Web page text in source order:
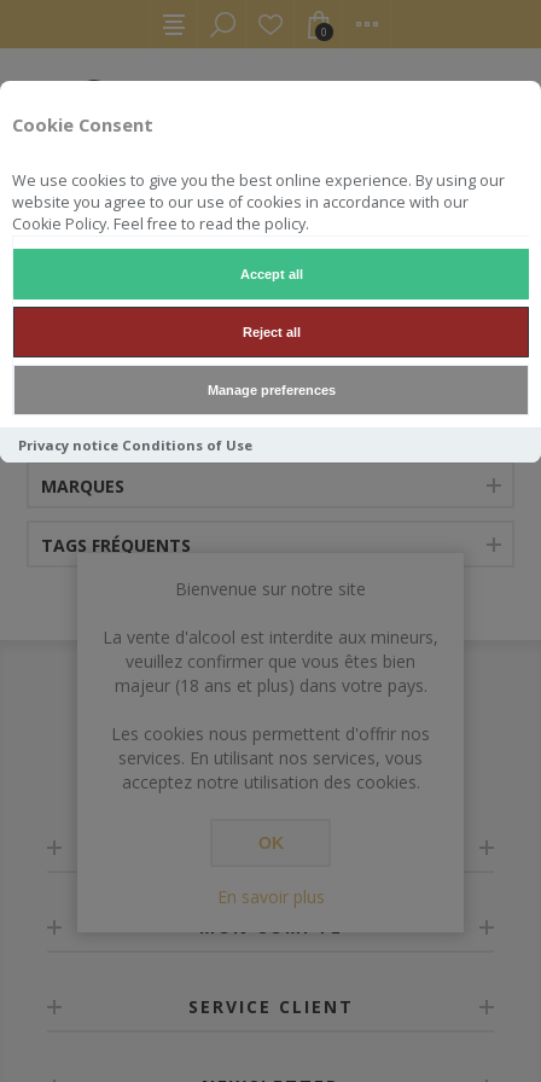
Cookie Consent
We use cookies to give you the best online experience. By using our
website you agree to our use of cookies in accordance with our
Cookie Policy. Feel free to read the policy.
Accept all
Reject all
Manage preferences
Privacy notice Conditions of Use
0
PAULJABOULET
CATÉGORIES
MARQUES
TAGS FRÉQUENTS
INFORMATION
MON COMPTE
SERVICE CLIENT
Bienvenue sur notre site
La vente d'alcool est interdite aux mineurs,
veuillez confirmer que vous êtes bien
majeur (18 ans et plus) dans votre pays.
Les cookies nous permettent d'offrir nos
services. En utilisant nos services, vous
acceptez notre utilisation des cookies.
OK
En savoir plus